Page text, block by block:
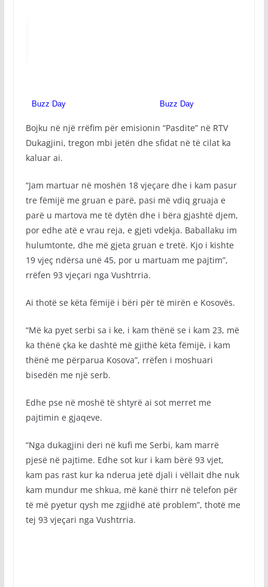
Bojku në një rrëfim për emisionin “Pasdite” në RTV
Dukagjini, tregon mbi jetën dhe sfidat në të cilat ka
kaluar ai.
“Jam martuar në moshën 18 vjeçare dhe i kam pasur
tre fëmijë me gruan e parë, pasi më vdiq gruaja e
parë u martova me të dytën dhe i bëra gjashtë djem,
por edhe atë e vrau reja, e gjeti vdekja. Baballaku im
hulumtonte, dhe më gjeta gruan e tretë. Kjo i kishte
19 vjeç ndërsa unë 45, por u martuam me pajtim”,
rrëfen 93 vjeçari nga Vushtrria.
Ai thotë se këta fëmijë i bëri për të mirën e Kosovës.
“Më ka pyet serbi sa i ke, i kam thënë se i kam 23, më
ka thënë çka ke dashtë më gjithë këta fëmijë, i kam
thënë me përparua Kosova”, rrëfen i moshuari
bisedën me një serb.
Edhe pse në moshë të shtyrë ai sot merret me
pajtimin e gjaqeve.
“Nga dukagjini deri në kufi me Serbi, kam marrë
pjesë në pajtime. Edhe sot kur i kam bërë 93 vjet,
kam pas rast kur ka nderua jetë djali i vëllait dhe nuk
kam mundur me shkua, më kanë thirr në telefon për
të më pyetur qysh me zgjidhë atë problem”, thotë me
tej 93 vjeçari nga Vushtrria.